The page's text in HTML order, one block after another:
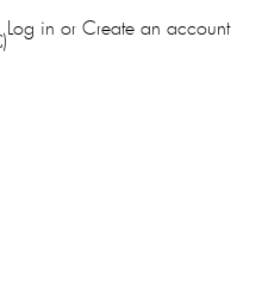
Log in or Create an account